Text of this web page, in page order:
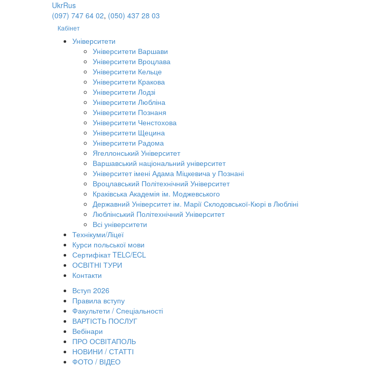
UkrRus
(097) 747 64 02, (050) 437 28 03
Кабінет
Університети
Університети Варшави
Університети Вроцлава
Університети Кельце
Університети Кракова
Університети Лодзі
Університети Любліна
Університети Познаня
Університети Ченстохова
Університети Щецина
Університети Радома
Ягеллонський Університет
Варшавський національний університет
Університет імені Адама Міцкевича у Познані
Вроцлавський Політехнічний Університет
Краківська Академія ім. Моджевського
Державний Університет ім. Марії Склодовської-Кюрі в Любліні
Люблінський Політехнічний Університет
Всі університети
Технікуми/Ліцеї
Курси польської мови
Сертифікат TELC/ECL
ОСВІТНІ ТУРИ
Контакти
Вступ 2026
Правила вступу
Факультети / Спеціальності
ВАРТІСТЬ ПОСЛУГ
Вебінари
ПРО ОСВІТАПОЛЬ
НОВИНИ / СТАТТІ
ФОТО / ВІДЕО